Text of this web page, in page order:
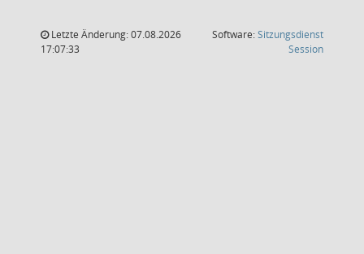
Letzte Änderung: 07.08.2026
17:07:33
Software:Sitzungsdienst
Session(Wird in